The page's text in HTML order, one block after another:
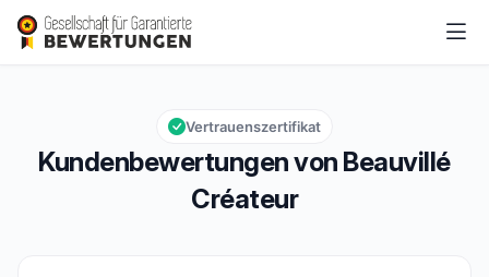
Beauvillé Créateur
Gesamtbewertung: 9,8 von 10
9,8/10
Kundenbewertungen von Beauvillé
Créateur
Vertrauenszertifikat